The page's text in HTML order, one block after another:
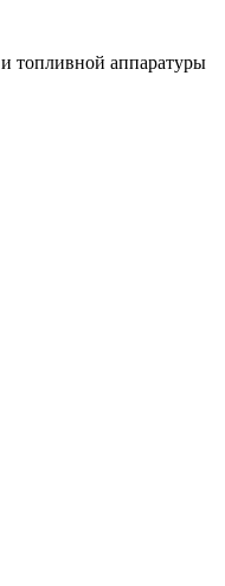
топливной аппаратуры